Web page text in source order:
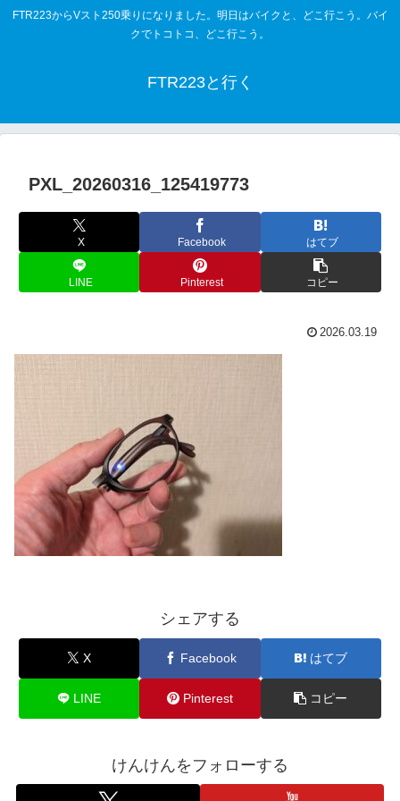
FTR223からVスト250乗りになりました。明日はバイクと、どこ行こう。バイ
クでトコトコ、どこ行こう。
FTR223と行く
PXL_20260316_125419773
X Facebook はてブ
LINE Pinterest コピー
2026.03.19
シェアする
X Facebook はてブ
LINE Pinterest コピー
けんけんをフォローする